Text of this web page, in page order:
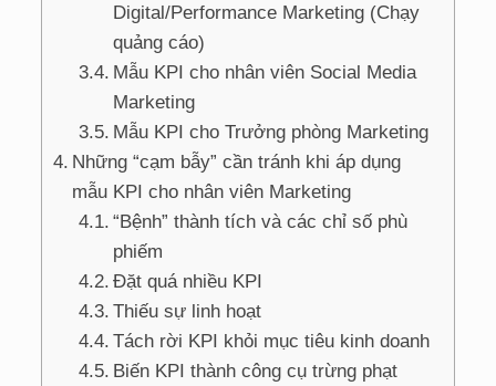
Digital/Performance Marketing (Chạy
quảng cáo)
Mẫu KPI cho nhân viên Social Media
Marketing
Mẫu KPI cho Trưởng phòng Marketing
Những “cạm bẫy” cần tránh khi áp dụng
mẫu KPI cho nhân viên Marketing
“Bệnh” thành tích và các chỉ số phù
phiếm
Đặt quá nhiều KPI
Thiếu sự linh hoạt
Tách rời KPI khỏi mục tiêu kinh doanh
Biến KPI thành công cụ trừng phạt